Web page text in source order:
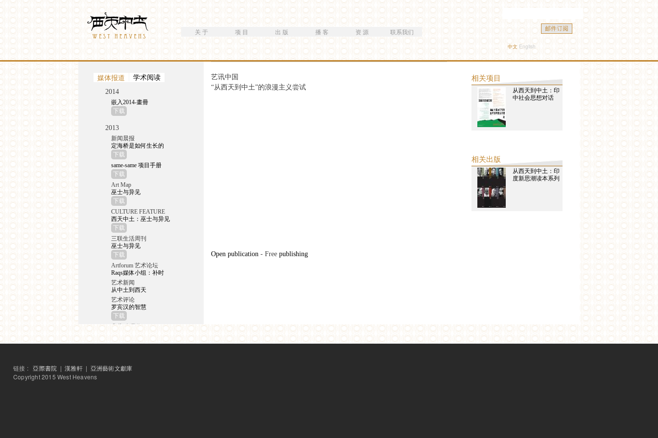
主
要
内
Westheavens
关 于 项 目 出 版 播 客 资 源 联系我们
搜索表单
搜索
中文 English
你在这里
艺讯中国
“从西天到中土”的浪漫主义尝试
Open publication - Free publishing
媒体报道
（活动标签）学术阅读
2014
嵌入2014-畫冊
下载
2013
新闻晨报
定海桥是如何生长的
下载
same-same 项目手册
下载
Art Map
巫士与异见
下载
CULTURE FEATURE
西天中土：巫士与异见
下载
三联生活周刊
巫士与异见
下载
Artforum 艺术论坛
Raqs媒体小组：补时
艺术新闻
从中土到西天
艺术评论
罗宾汉的智慧
下载
典藏‧今藝術
西天中土：從中印思想交
匯到西方的現代
张颂仁：从印度取反抗西
相关项目
从西天到中土：印
中社会思想对话
相关出版
从西天到中土：印
度新思潮读本系列
链接 :亞際書院 |漢雅軒 | 亞洲藝術文獻庫
Copyright 2015 West Heavens